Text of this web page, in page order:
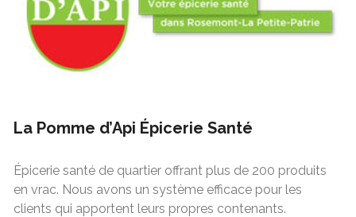
La Pomme d’Api Épicerie Santé
Épicerie santé de quartier offrant plus de 200 produits
en vrac. Nous avons un système efficace pour les
clients qui apportent leurs propres contenants.